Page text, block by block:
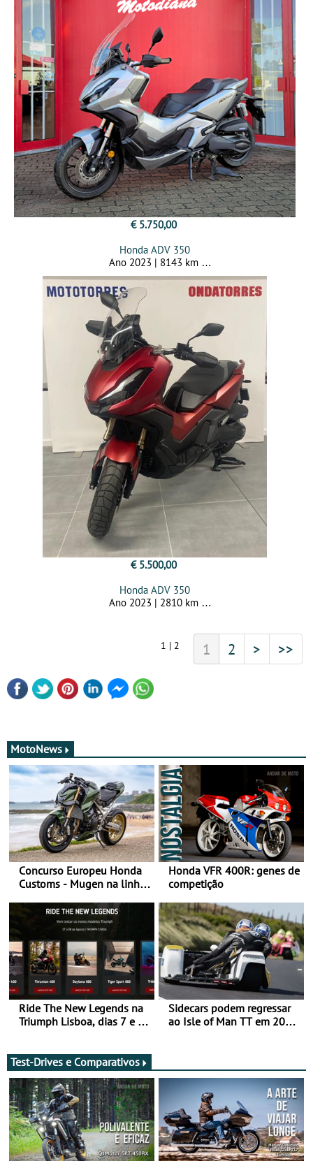
€ 5.750,00
Honda ADV 350
Ano 2023 | 8143 km
€ 5.500,00
Honda ADV 350
Ano 2023 | 2810 km
1 | 2 1 2 > >>
MotoNews
Concurso Europeu Honda
Customs - Mugen na linha
ganhar
Honda VFR 400R: genes de
competição
Ride The New Legends na
Triumph Lisboa, dias 7 e 8
Sidecars podem regressar
ao Isle of Man TT em 2027
Test-Drives e Comparativos